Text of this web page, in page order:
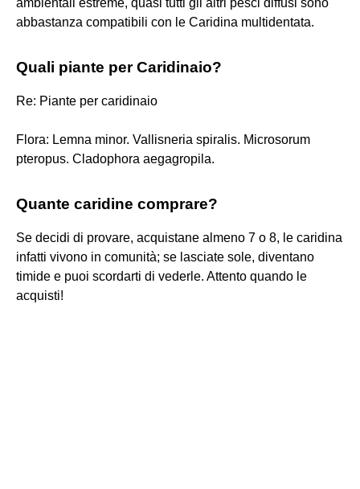
abbastanza compatibili con le Caridina multidentata.
Quali piante per Caridinaio?
Re: Piante per caridinaio
Flora: Lemna minor. Vallisneria spiralis. Microsorum
pteropus. Cladophora aegagropila.
Quante caridine comprare?
Se decidi di provare, acquistane almeno 7 o 8, le caridina
infatti vivono in comunità; se lasciate sole, diventano
timide e puoi scordarti di vederle. Attento quando le
acquisti!